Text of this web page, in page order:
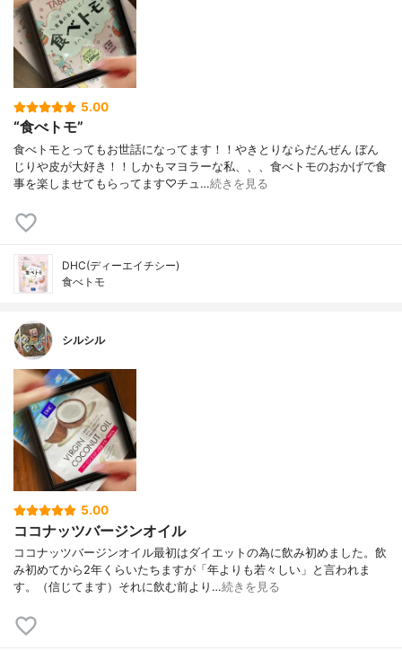
5.00
“食べトモ”
食べトモとってもお世話になってます！！やきとりならだんぜん ぼん
じりや皮が大好き！！しかもマヨラーな私、、、食べトモのおかげで食
事を楽しませてもらってます♡チュ…続きを見る
DHC(ディーエイチシー)
食べトモ
シルシル
5.00
ココナッツバージンオイル
ココナッツバージンオイル最初はダイエットの為に飲み初めました。飲
み初めてから2年くらいたちますが「年よりも若々しい」と言われま
す。（信じてます）それに飲む前より…続きを見る